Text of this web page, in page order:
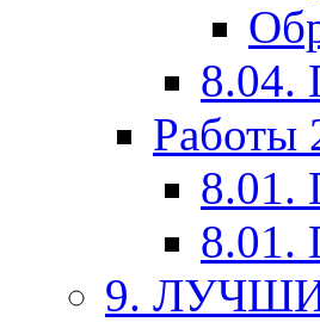
8.04.
Работы
8.01.
8.01.
9.